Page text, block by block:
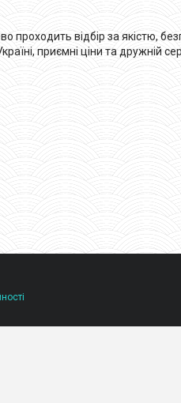
проходить відбір за якістю,
приємні ціни та дружній